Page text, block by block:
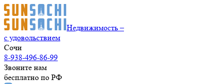
Недвижимость –
с удовольствием
Сочи
8-938-496-86-99
Звоните нам
бесплатно по РФ